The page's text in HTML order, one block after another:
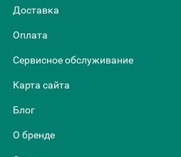
Доставка
Оплата
Сервисное обслуживание
Карта сайта
Блог
О бренде